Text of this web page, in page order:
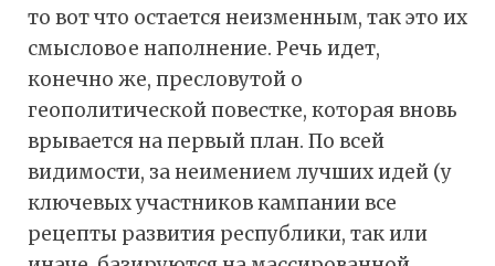
то вот что остается неизменным, так это их
смысловое наполнение. Речь идет,
конечно же, пресловутой о
геополитической повестке, которая вновь
врывается на первый план. По всей
видимости, за неимением лучших идей (у
ключевых участников кампании все
рецепты развития республики, так или